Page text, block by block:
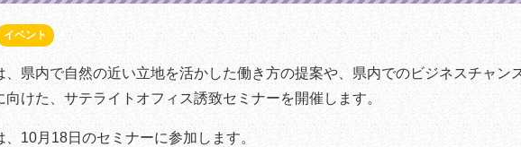
イベント
、県内で自然の近い立地を活かした働き方の提案や、県内でのビジネスチャン
向けた、サテライトオフィス誘致セミナーを開催します。
、10月18日のセミナーに参加します。